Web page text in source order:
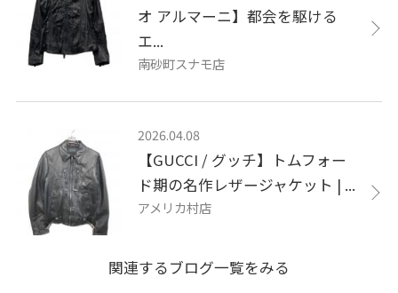
オ アルマーニ】都会を駆ける
エ...
南砂町スナモ店
2026.04.08
【GUCCI / グッチ】トムフォー
ド期の名作レザージャケット | ...
アメリカ村店
関連するブログ一覧をみる